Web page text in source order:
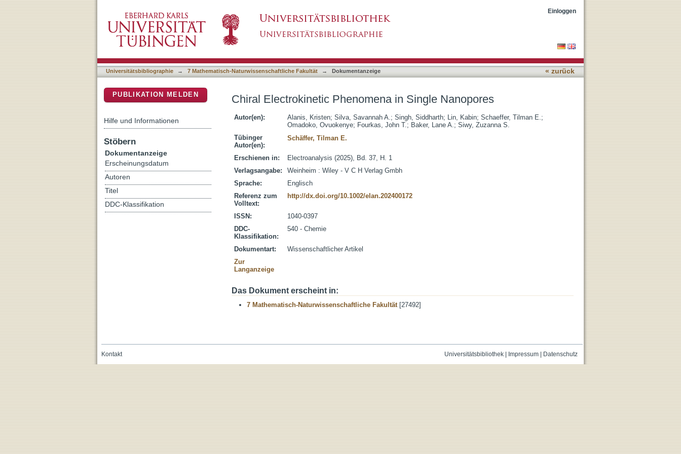
Einloggen
Universitätsbibliographie → 7 Mathematisch-Naturwissenschaftliche Fakultät → Dokumentanzeige « zurück
Chiral Electrokinetic Phenomena in Single Nanopores
Autor(en): Alanis, Kristen; Silva, Savannah A.; Singh, Siddharth; Lin, Kabin; Schaeffer, Tilman E.;
Omadoko, Ovuokenye; Fourkas, John T.; Baker, Lane A.; Siwy, Zuzanna S.
Tübinger
Autor(en):
Schäffer, Tilman E.
Erschienen in:
Electroanalysis (2025), Bd. 37, H. 1
Verlagsangabe:
Weinheim : Wiley - V C H Verlag Gmbh
Sprache:
Englisch
Referenz zum
Volltext:
http://dx.doi.org/10.1002/elan.202400172
ISSN:
1040-0397
DDC-
Klassifikation:
540 - Chemie
Dokumentart:
Wissenschaftlicher Artikel
Zur
Langanzeige
Das Dokument erscheint in:
7 Mathematisch-Naturwissenschaftliche Fakultät[27492]
PUBLIKATION MELDEN
Hilfe und Informationen
Stöbern
Dokumentanzeige
Erscheinungsdatum
Autoren
Titel
DDC-Klassifikation
Universitätsbibliothek| Impressum| Datenschutz
Kontakt